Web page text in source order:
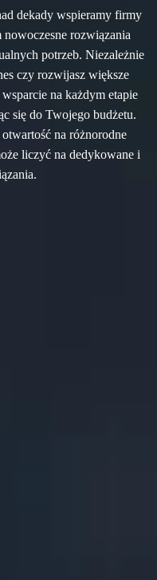
dekady wspieramy firmy
rozwiązania
potrzeb. Niezależnie
czy rozwijasz większe
na każdym etapie
się do Twojego budżetu.
na różnorodne
liczyć na dedykowane i